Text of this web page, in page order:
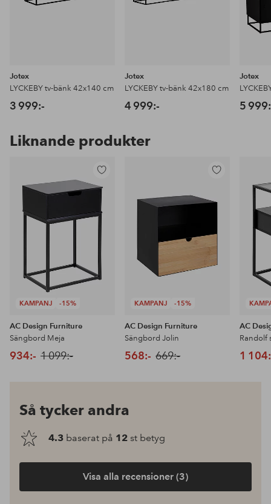
Jotex
LYCKEBY tv-bänk 42x140 cm
3 999:-
Jotex
LYCKEBY tv-bänk 42x180 cm
4 999:-
Jotex
5
Liknande produkter
KAMPANJ -15%
Lägg
till
favoriter
AC Design Furniture
Sängbord Meja
934:- 1 099:-
KAMPANJ -15%
i
AC Design Furniture
Sängbord Jolin
568:- 669:-
AC
Randolf
1
Så tycker andra
4.3 baserat på 12 st betyg
Visa alla recensioner (3)